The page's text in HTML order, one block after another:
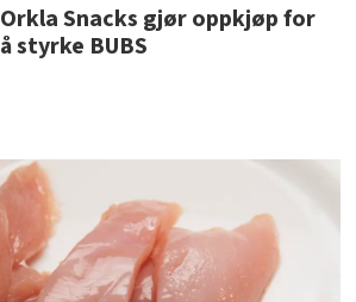
Orkla Snacks gjør oppkjøp for
å styrke BUBS